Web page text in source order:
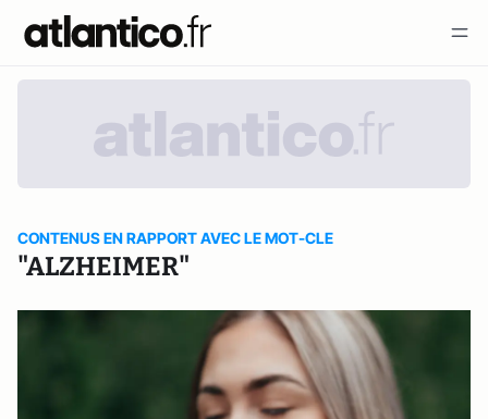
CONTENUS EN RAPPORT AVEC LE MOT-CLE
"ALZHEIMER"